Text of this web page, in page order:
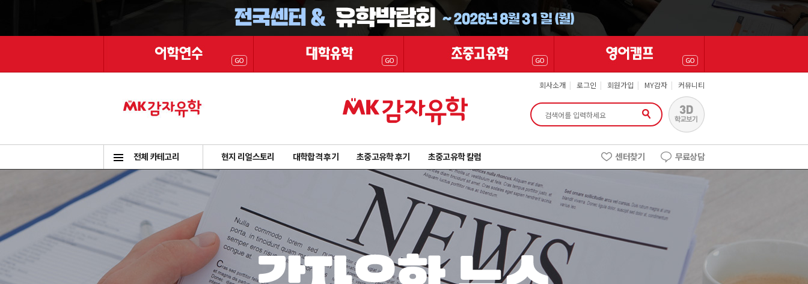
회사소개 | 로그인 | 회원가입 | MY감자 | 커뮤니티
전체 카테고리 현지 리얼스토리 대학합격 후기 초중고유학 후기 초중고유학 칼럼 무료상담
센터찾기